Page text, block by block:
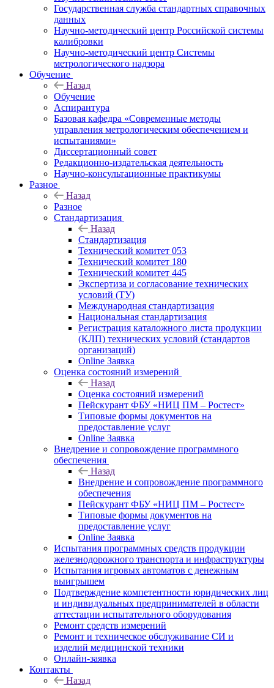
Государственная служба стандартных справочных
данных
Научно-методический центр Российской системы
калибровки
Научно-методический центр Системы
метрологического надзора
Обучение
Назад
Обучение
Аспирантура
Базовая кафедра «Современные методы
управления метрологическим обеспечением и
испытаниями»
Диссертационный совет
Редакционно-издательская деятельность
Научно-консультационные практикумы
Разное
Назад
Разное
Стандартизация
Назад
Стандартизация
Технический комитет 053
Технический комитет 180
Технический комитет 445
Экспертиза и согласование технических
условий (ТУ)
Международная стандартизация
Национальная стандартизация
Регистрация каталожного листа продукции
(КЛП) технических условий (стандартов
организаций)
Online Заявка
Оценка состояний измерений
Назад
Оценка состояний измерений
Пейскурант ФБУ «НИЦ ПМ – Ростест»
Типовые формы документов на
предоставление услуг
Online Заявка
Внедрение и сопровождение программного
обеспечения
Назад
Внедрение и сопровождение программного
обеспечения
Пейскурант ФБУ «НИЦ ПМ – Ростест»
Типовые формы документов на
предоставление услуг
Online Заявка
Испытания программных средств продукции
железнодорожного транспорта и инфраструктуры
Испытания игровых автоматов с денежным
выигрышем
Подтверждение компетентности юридических лиц
и индивидуальных предпринимателей в области
аттестации испытательного оборудования
Ремонт средств измерений
Ремонт и техническое обслуживание СИ и
изделий медицинской техники
Онлайн-заявка
Контакты
Назад